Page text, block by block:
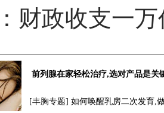
财政收支一
前列腺在家轻松治疗,选对产品是关
[丰胸专题] 如何唤醒乳房二次发育,